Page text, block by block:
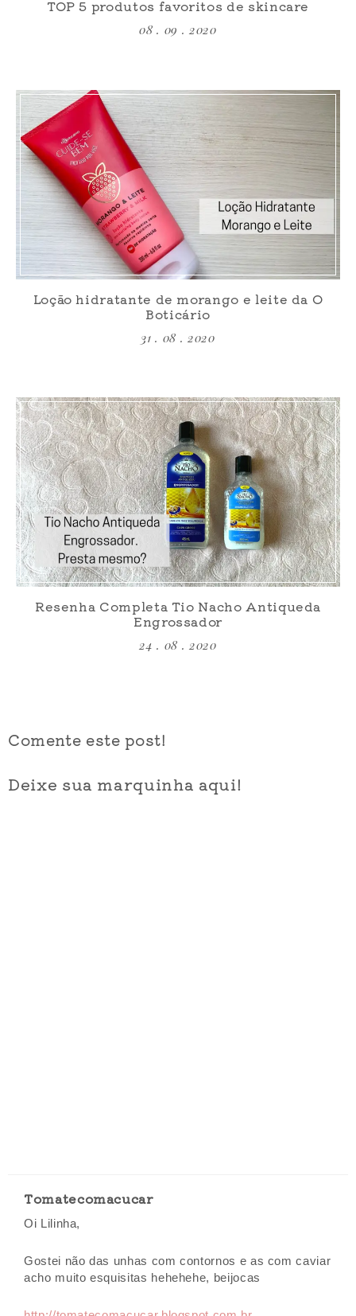
TOP 5 produtos favoritos de skincare
08 . 09 . 2020
Loção hidratante de morango e leite da O
Boticário
31 . 08 . 2020
Resenha Completa Tio Nacho Antiqueda
Engrossador
24 . 08 . 2020
Comente este post!
Deixe sua marquinha aqui!
Tomatecomacucar
Oi Lilinha,
Gostei não das unhas com contornos e as com caviar
acho muito esquisitas hehehehe, beijocas